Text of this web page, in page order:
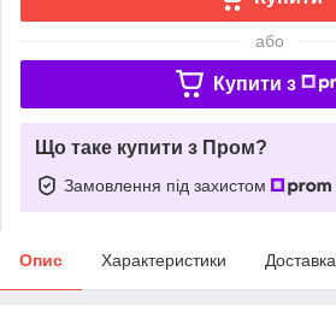
або
Купити з
Що таке купити з Пром?
Замовлення під захистом
Опис Характеристики Доставка